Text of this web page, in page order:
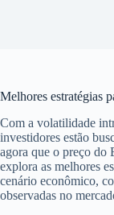
Melhores estratégias
Com a volatilidade
investidores estão
agora que o preço do
explora as melhores
cenário econômico,
observadas no